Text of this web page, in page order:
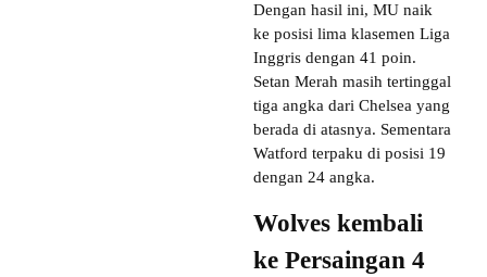
Dengan hasil ini, MU naik
ke posisi lima klasemen Liga
Inggris dengan 41 poin.
Setan Merah masih tertinggal
tiga angka dari Chelsea yang
berada di atasnya. Sementara
Watford terpaku di posisi 19
dengan 24 angka.
Wolves kembali
ke Persaingan 4